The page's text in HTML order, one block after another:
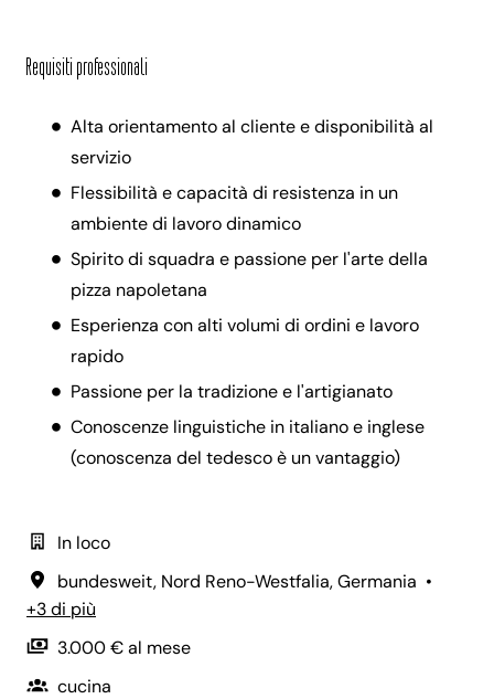
Requisiti professionali
Alta orientamento al cliente e disponibilità al
servizio
Flessibilità e capacità di resistenza in un
ambiente di lavoro dinamico
Spirito di squadra e passione per l'arte della
pizza napoletana
Esperienza con alti volumi di ordini e lavoro
rapido
Passione per la tradizione e l'artigianato
Conoscenze linguistiche in italiano e inglese
(conoscenza del tedesco è un vantaggio)
In loco
bundesweit, Nord Reno-Westfalia,Germania •
+3 di più
3.000 € al mese
cucina